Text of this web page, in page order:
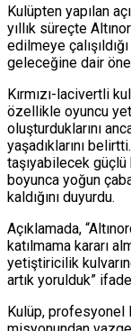
Kulüpten yapılan
yıllık süreçte
edilmeye
geleceğine dair
Kırmızı-lacivertli
özellikle oyuncu
oluşturduklarını
yaşadıklarını
taşıyabilecek güçlü
boyunca yoğun
kaldığını duyurdu.
Açıklamada,
katılmama kararı
yetiştiricilik
artık yorulduk”
Kulüp, profesyonel